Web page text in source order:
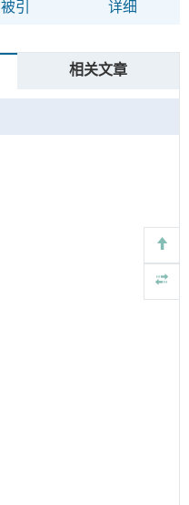
被引 详细
相关文章